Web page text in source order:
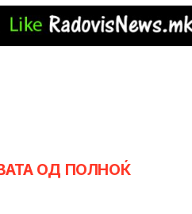
ОД ПОЛНОЌ